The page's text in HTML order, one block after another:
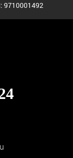
9710001492